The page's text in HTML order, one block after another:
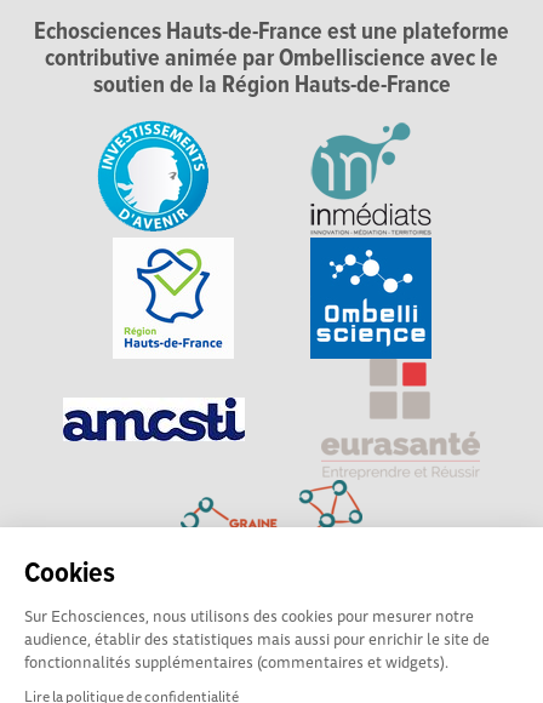
Cookies
Sur Echosciences, nous utilisons des cookies pour mesurer notre
audience, établir des statistiques mais aussi pour enrichir le site de
fonctionnalités supplémentaires (commentaires et widgets).
Lire la politique de confidentialité
Echosciences Hauts-de-France est une plateforme
contributive animée par Ombelliscience avec le
soutien de la Région Hauts-de-France
Explorer, s’exprimer, rentrer en contact : Echosciences
Hauts-de-France est le réseau social des amateurs de
sciences et de technologies du territoire